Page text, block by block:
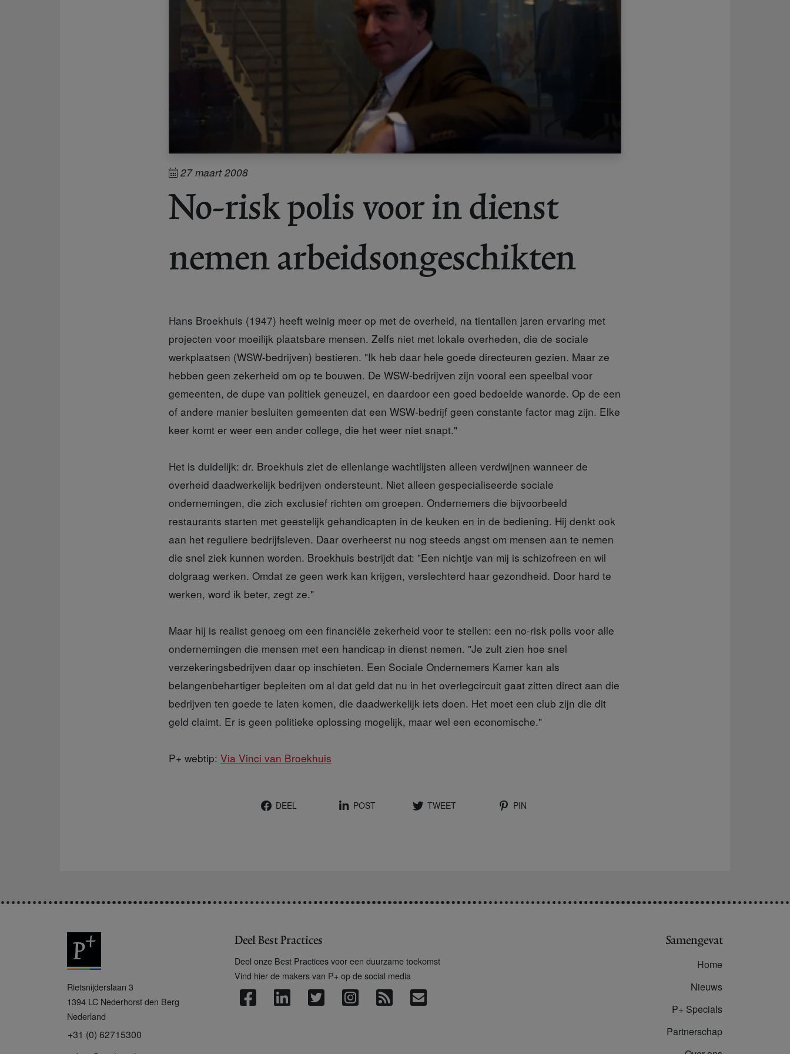
27 maart 2008
No-risk polis voor in dienst
nemen arbeidsongeschikten
Hans Broekhuis (1947) heeft weinig meer op met de overheid, na tientallen jaren ervaring met
projecten voor moeilijk plaatsbare mensen. Zelfs niet met lokale overheden, die de sociale
werkplaatsen (WSW-bedrijven) bestieren. "Ik heb daar hele goede directeuren gezien. Maar ze
hebben geen zekerheid om op te bouwen. De WSW-bedrijven zijn vooral een speelbal voor
gemeenten, de dupe van politiek geneuzel, en daardoor een goed bedoelde wanorde. Op de een
of andere manier besluiten gemeenten dat een WSW-bedrijf geen constante factor mag zijn. Elke
keer komt er weer een ander college, die het weer niet snapt."
Het is duidelijk: dr. Broekhuis ziet de ellenlange wachtlijsten alleen verdwijnen wanneer de
overheid daadwerkelijk bedrijven ondersteunt. Niet alleen gespecialiseerde sociale
ondernemingen, die zich exclusief richten om groepen. Ondernemers die bijvoorbeeld
restaurants starten met geestelijk gehandicapten in de keuken en in de bediening. Hij denkt ook
aan het reguliere bedrijfsleven. Daar overheerst nu nog steeds angst om mensen aan te nemen
die snel ziek kunnen worden. Broekhuis bestrijdt dat: "Een nichtje van mij is schizofreen en wil
dolgraag werken. Omdat ze geen werk kan krijgen, verslechterd haar gezondheid. Door hard te
werken, word ik beter, zegt ze."
Maar hij is realist genoeg om een financiële zekerheid voor te stellen: een no-risk polis voor alle
ondernemingen die mensen met een handicap in dienst nemen. "Je zult zien hoe snel
verzekeringsbedrijven daar op inschieten. Een Sociale Ondernemers Kamer kan als
belangenbehartiger bepleiten om al dat geld dat nu in het overlegcircuit gaat zitten direct aan die
bedrijven ten goede te laten komen, die daadwerkelijk iets doen. Het moet een club zijn die dit
geld claimt. Er is geen politieke oplossing mogelijk, maar wel een economische."
P+ webtip: Via Vinci van Broekhuis
DEEL POST TWEET PIN
+
Rietsnijderslaan 3
1394 LC Nederhorst den Berg
Nederland
+31 (0) 62715300
Deel Best Practices
Deel onze Best Practices voor een duurzame toekomst
Vind hier de makers van P+ op de social media
Samengevat
Home
Nieuws
P+ Specials
Partnerschap